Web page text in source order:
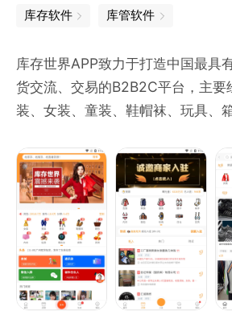
有问题可通过以下方式和我们联系：
手机微信：15626488518
13002075420
微信公众号：店来客软件
客服电话：4008326327
库存软件 库管软件
库存世界APP致力于打造中国最具
货交流、交易的B2B2C平台，主要
装、女装、童装、鞋帽袜、玩具、
中国库存！